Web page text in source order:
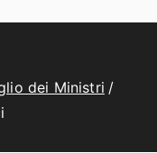
dei Ministri